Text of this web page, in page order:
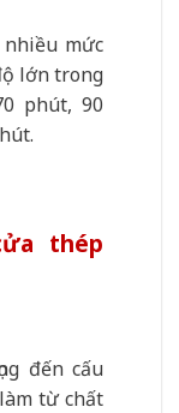
mức
lớn trong
phút, 90
thép
đến cấu
từ chất